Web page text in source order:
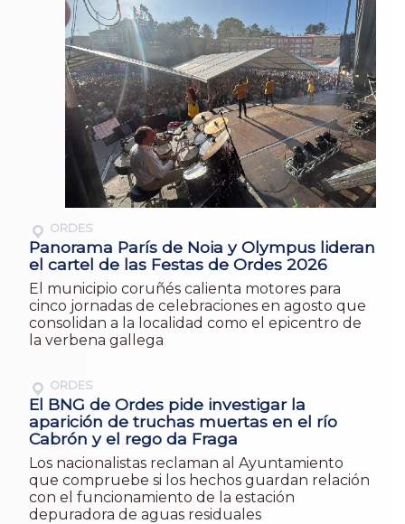
ORDES
Panorama París de Noia y Olympus lideran
el cartel de las Festas de Ordes 2026
El municipio coruñés calienta motores para
cinco jornadas de celebraciones en agosto que
consolidan a la localidad como el epicentro de
la verbena gallega
ORDES
El BNG de Ordes pide investigar la
aparición de truchas muertas en el río
Cabrón y el rego da Fraga
Los nacionalistas reclaman al Ayuntamiento
que compruebe si los hechos guardan relación
con el funcionamiento de la estación
depuradora de aguas residuales